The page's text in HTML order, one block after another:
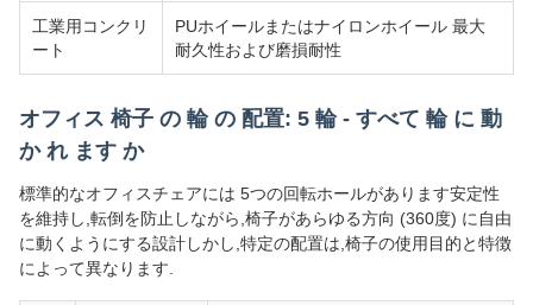
工業用コンクリ
ート
PUホイールまたはナイロンホイール 最大
耐久性および磨損耐性
オフィス 椅子 の 輪 の 配置: 5 輪 - すべて 輪 に 動
か れ ます か
標準的なオフィスチェアには 5つの回転ホールがあります安定性
を維持し,転倒を防止しながら,椅子があらゆる方向 (360度) に自由
に動くようにする設計しかし,特定の配置は,椅子の使用目的と特徴
によって異なります.